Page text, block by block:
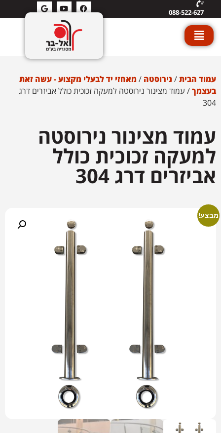
088-522-627
עמוד הבית/ נירוסטה /מאחזי יד לבעלי מקצוע - עשה זאת
בעצמך/ עמוד מצינור נירוסטה למעקה זכוכית כולל אביזרים דרג
304
עמוד מצינור נירוסטה
למעקה זכוכית כולל
אביזרים דרג 304
מבצע!